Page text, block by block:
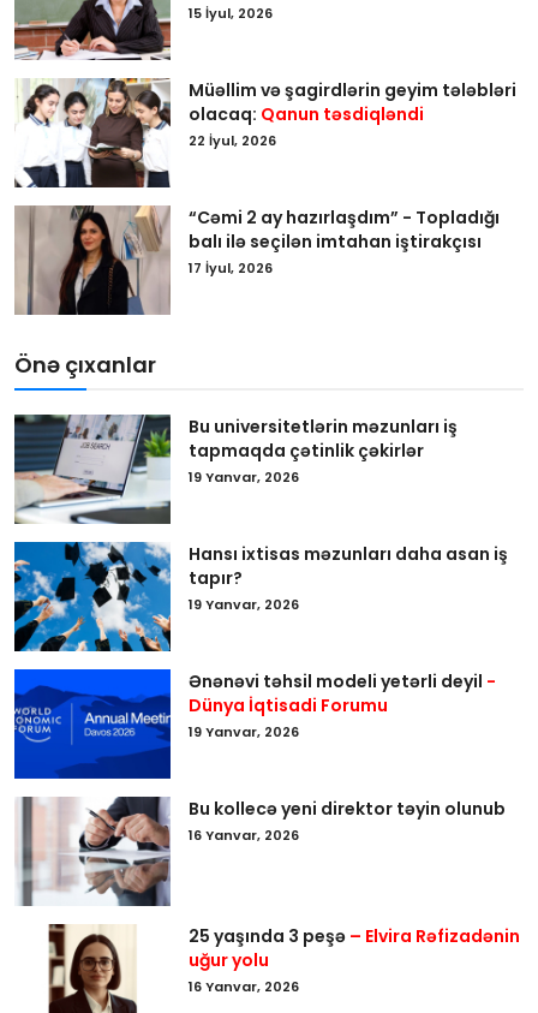
15 İyul, 2026
Müəllim və şagirdlərin geyim tələbləri
olacaq: Qanun təsdiqləndi
22 İyul, 2026
“Cəmi 2 ay hazırlaşdım” - Topladığı
balı ilə seçilən imtahan iştirakçısı
17 İyul, 2026
Önə çıxanlar
Bu universitetlərin məzunları iş
tapmaqda çətinlik çəkirlər
19 Yanvar, 2026
Hansı ixtisas məzunları daha asan iş
tapır?
19 Yanvar, 2026
Ənənəvi təhsil modeli yetərli deyil -
Dünya İqtisadi Forumu
19 Yanvar, 2026
Bu kollecə yeni direktor təyin olunub
16 Yanvar, 2026
25 yaşında 3 peşə – Elvira Rəfizadənin
uğur yolu
16 Yanvar, 2026